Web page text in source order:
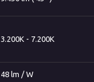
3.200K - 7.200K
48 lm / W